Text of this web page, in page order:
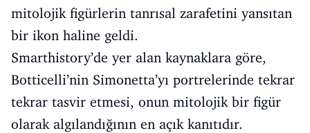
mitolojik figürlerin tanrısal zarafetini yansıtan
bir ikon haline geldi.
Smarthistory’de yer alan kaynaklara göre,
Botticelli’nin Simonetta’yı portrelerinde tekrar
tekrar tasvir etmesi, onun mitolojik bir figür
olarak algılandığının en açık kanıtıdır.